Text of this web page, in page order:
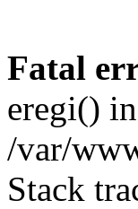
Fatal
eregi() in
/var/
Stack